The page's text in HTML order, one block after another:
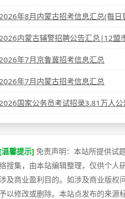
年8月内蒙古招考信息汇总(每日
内蒙古辅警招聘公告汇总|12盟
年7月京鲁冀招考信息汇总
年7月内蒙古招考信息汇总
国家公务员考试招录3.81万人公
馨提示] 免责声明：本站所提供试
搜集，由本站编辑整理，仅供个人
及商业盈利目的。如涉及商业版权
以修改或删除。本站点发布的来源